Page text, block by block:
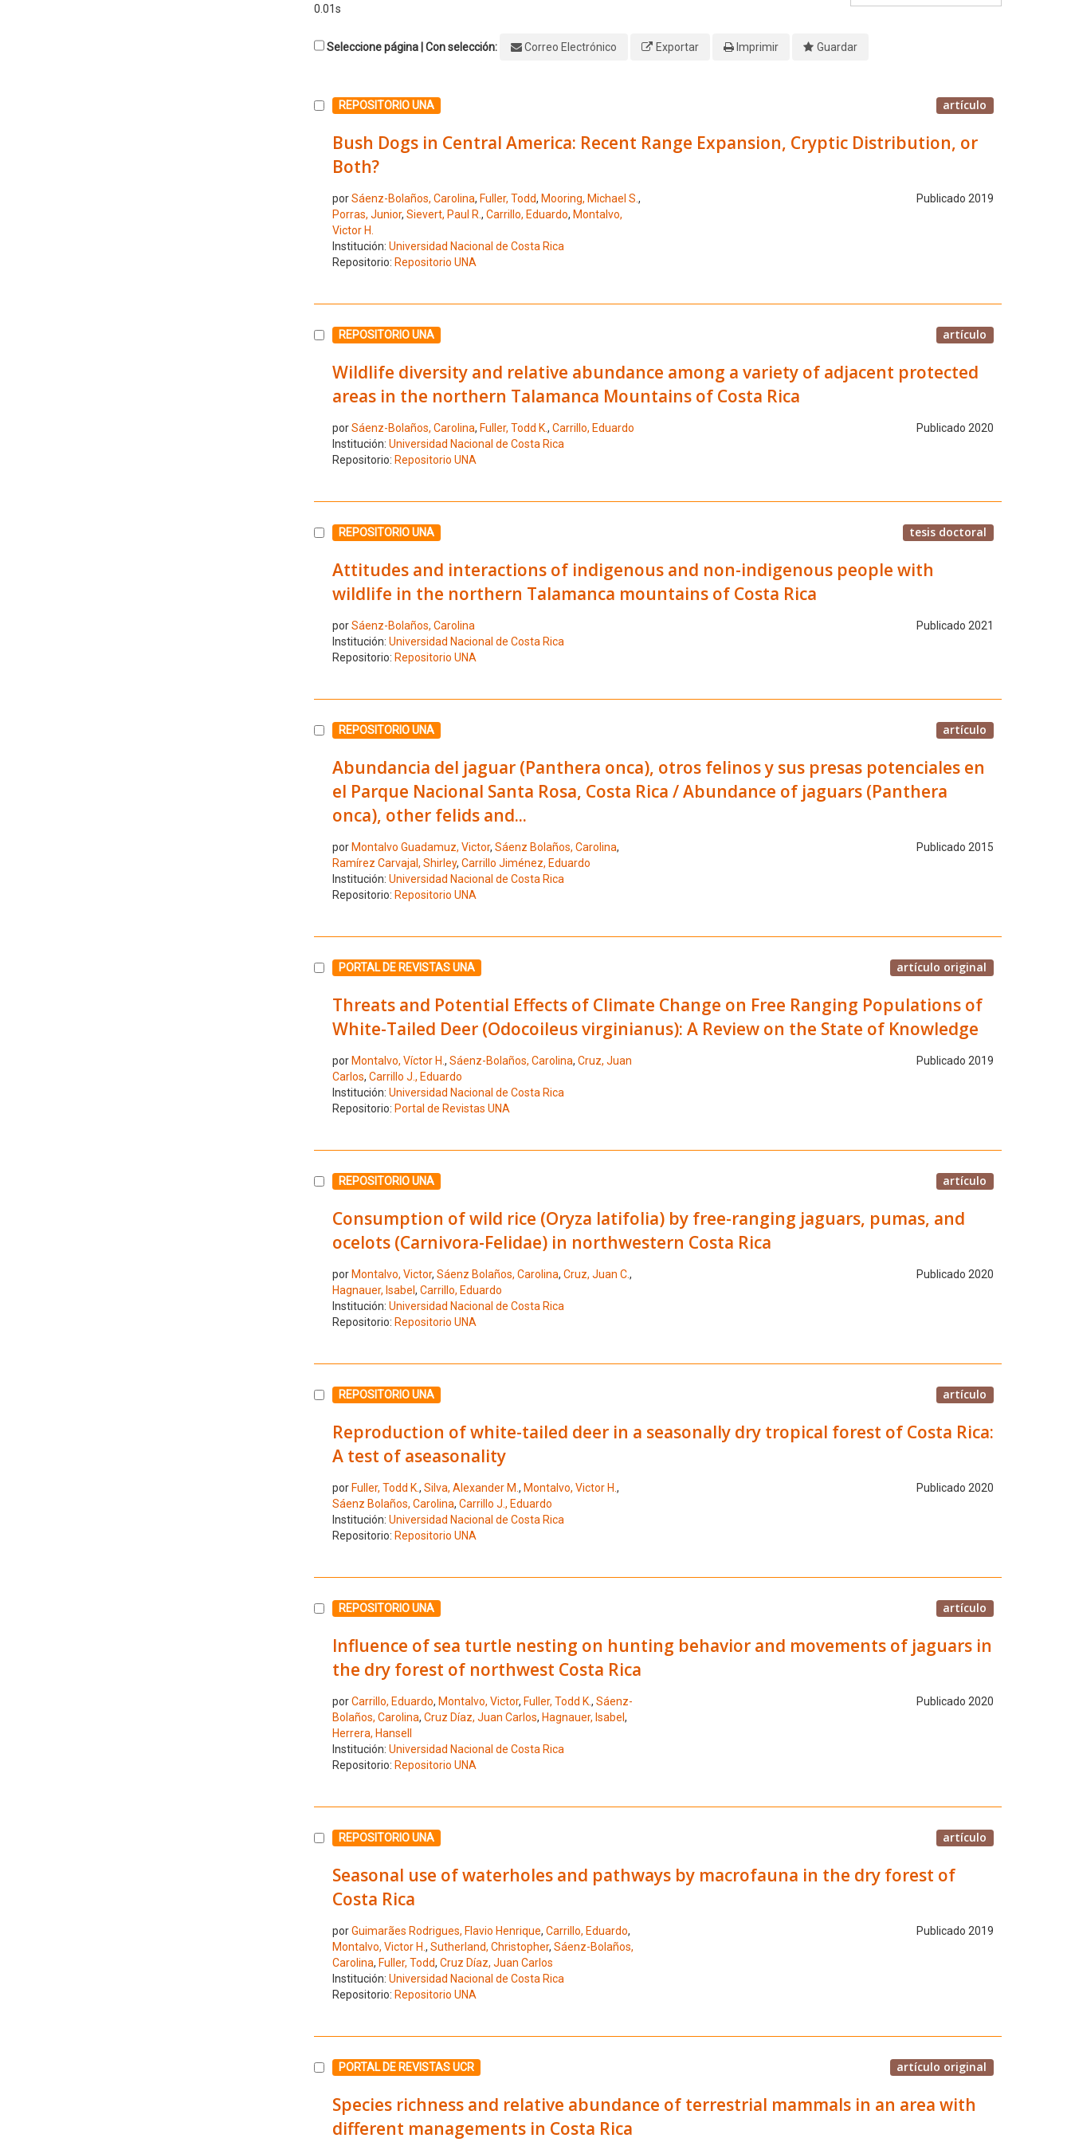
0.01s
Seleccione página | Con selección: Correo Electrónico Exportar Imprimir Guardar
Seleccione el número de resultado 1
REPOSITORIO UNA artículo
Bush Dogs in Central America: Recent Range Expansion, Cryptic Distribution, or
Both?
porSáenz-Bolaños, Carolina, Fuller, Todd, Mooring, Michael S.,
Porras, Junior, Sievert, Paul R., Carrillo, Eduardo, Montalvo,
Victor H.
Publicado 2019
Institución: Universidad Nacional de Costa Rica
Repositorio: Repositorio UNA
Seleccione el número de resultado 2
REPOSITORIO UNA artículo
Wildlife diversity and relative abundance among a variety of adjacent protected
areas in the northern Talamanca Mountains of Costa Rica
porSáenz-Bolaños, Carolina, Fuller, Todd K., Carrillo, Eduardo
Publicado 2020
Institución: Universidad Nacional de Costa Rica
Repositorio: Repositorio UNA
Seleccione el número de resultado 3
REPOSITORIO UNA tesis doctoral
Attitudes and interactions of indigenous and non-indigenous people with
wildlife in the northern Talamanca mountains of Costa Rica
porSáenz-Bolaños, Carolina
Publicado 2021
Institución: Universidad Nacional de Costa Rica
Repositorio: Repositorio UNA
Seleccione el número de resultado 4
REPOSITORIO UNA artículo
Abundancia del jaguar (Panthera onca), otros felinos y sus presas potenciales en
el Parque Nacional Santa Rosa, Costa Rica / Abundance of jaguars (Panthera
onca), other felids and...
por Montalvo Guadamuz, Victor, Sáenz Bolaños, Carolina,
Ramírez Carvajal, Shirley, Carrillo Jiménez, Eduardo
Publicado 2015
Institución: Universidad Nacional de Costa Rica
Repositorio: Repositorio UNA
Seleccione el número de resultado 5
PORTAL DE REVISTAS UNA artículo original
Threats and Potential Effects of Climate Change on Free Ranging Populations of
White-Tailed Deer (Odocoileus virginianus): A Review on the State of Knowledge
por Montalvo, Víctor H., Sáenz-Bolaños, Carolina, Cruz, Juan
Carlos, Carrillo J., Eduardo
Publicado 2019
Institución: Universidad Nacional de Costa Rica
Repositorio: Portal de Revistas UNA
Seleccione el número de resultado 6
REPOSITORIO UNA artículo
Consumption of wild rice (Oryza latifolia) by free-ranging jaguars, pumas, and
ocelots (Carnivora-Felidae) in northwestern Costa Rica
por Montalvo, Victor, Sáenz Bolaños, Carolina, Cruz, Juan C.,
Hagnauer, Isabel , Carrillo, Eduardo
Publicado 2020
Institución: Universidad Nacional de Costa Rica
Repositorio: Repositorio UNA
Seleccione el número de resultado 7
REPOSITORIO UNA artículo
Reproduction of white-tailed deer in a seasonally dry tropical forest of Costa Rica:
A test of aseasonality
por Fuller, Todd K., Silva, Alexander M., Montalvo, Victor H.,
Sáenz Bolaños, Carolina, Carrillo J., Eduardo
Publicado 2020
Institución: Universidad Nacional de Costa Rica
Repositorio: Repositorio UNA
Seleccione el número de resultado 8
REPOSITORIO UNA artículo
Influence of sea turtle nesting on hunting behavior and movements of jaguars in
the dry forest of northwest Costa Rica
porCarrillo, Eduardo, Montalvo, Victor, Fuller, Todd K., Sáenz-
Bolaños, Carolina, Cruz Díaz, Juan Carlos, Hagnauer, Isabel ,
Herrera, Hansell
Publicado 2020
Institución: Universidad Nacional de Costa Rica
Repositorio: Repositorio UNA
Seleccione el número de resultado 9
REPOSITORIO UNA artículo
Seasonal use of waterholes and pathways by macrofauna in the dry forest of
Costa Rica
porGuimarães Rodrigues, Flavio Henrique, Carrillo, Eduardo,
Montalvo, Victor H., Sutherland, Christopher, Sáenz-Bolaños,
Carolina, Fuller, Todd, Cruz Díaz, Juan Carlos
Publicado 2019
Institución: Universidad Nacional de Costa Rica
Repositorio: Repositorio UNA
Seleccione el número de resultado 10
PORTAL DE REVISTAS UCR artículo original
Species richness and relative abundance of terrestrial mammals in an area with
different managements in Costa Rica